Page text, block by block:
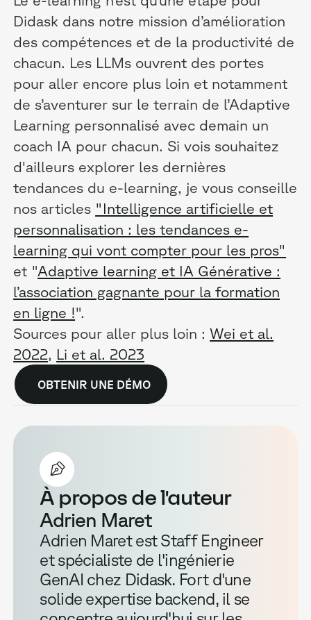
Didask dans notre mission d’amélioration
des compétences et de la productivité de
chacun. Les LLMs ouvrent des portes
pour aller encore plus loin et notamment
de s’aventurer sur le terrain de l’Adaptive
Learning personnalisé avec demain un
coach IA pour chacun. Si vois souhaitez
d'ailleurs explorer les dernières
tendances du e-learning, je vous conseille
nos articles "Intelligence artificielle et
personnalisation : les tendances e-
learning qui vont compter pour les pros"
et "Adaptive learning et IA Générative :
l’association gagnante pour la formation
en ligne !".
Sources pour aller plus loin :Wei et al.
2022, Li et al. 2023
OBTENIR UNE DÉMO
À propos de l'auteur
Adrien Maret
Adrien Maret est Staff Engineer
et spécialiste de l'ingénierie
GenAI chez Didask. Fort d'une
solide expertise backend, il se